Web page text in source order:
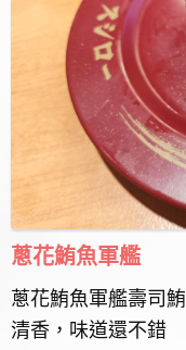
蔥花鮪魚軍艦
蔥花鮪魚軍艦壽司
清香，味道還不錯